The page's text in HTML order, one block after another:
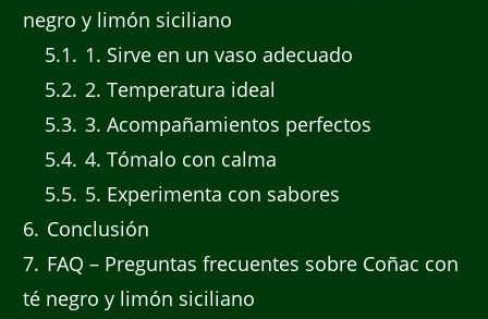
negro y limón siciliano
5.1
1. Sirve en un vaso adecuado
5.2 2. Temperatura ideal
5.3 3. Acompañamientos perfectos
5.4 4. Tómalo con calma
5.5 5. Experimenta con sabores
6 Conclusión
7 FAQ – Preguntas frecuentes sobre Coñac con
té negro y limón siciliano